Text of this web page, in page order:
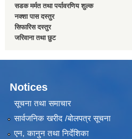
सडक मर्मत तथा पर्यावरणिय शुल्क
नक्शा पास दस्तुर
सिफारिस दस्तुर
जरिवाना तथा छुट
Notices
सूचना तथा समाचार
सार्वजनिक खरीद /बोलपत्र सूचना
एन, कानुन तथा निर्देशिका